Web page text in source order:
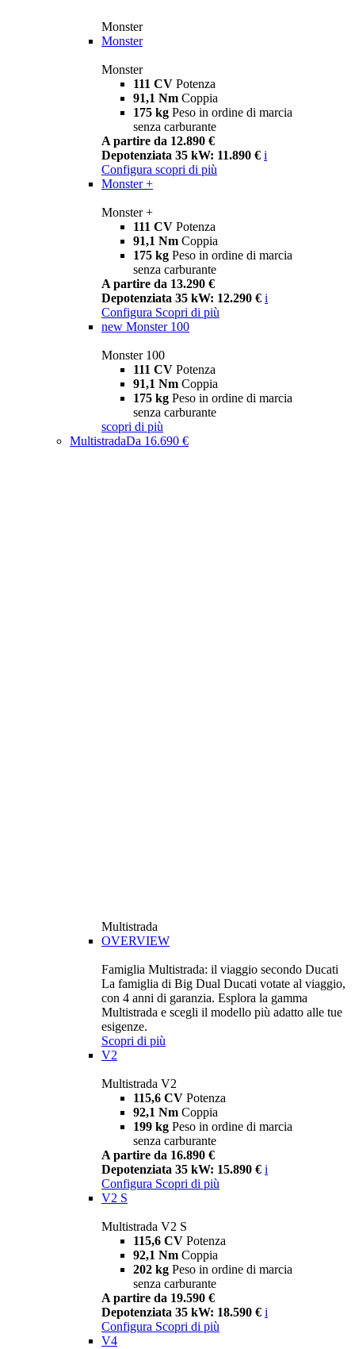
Monster
Monster
Monster
111 CV Potenza
91,1 Nm Coppia
175 kg Peso in ordine di marcia
senza carburante
A partire da 12.890 €
Depotenziata 35 kW: 11.890 € i
Configura scopri di più
Monster +
Monster +
111 CV Potenza
91,1 Nm Coppia
175 kg Peso in ordine di marcia
senza carburante
A partire da 13.290 €
Depotenziata 35 kW: 12.290 € i
Configura Scopri di più
new Monster 100
Monster 100
111 CV Potenza
91,1 Nm Coppia
175 kg Peso in ordine di marcia
senza carburante
scopri di più
MultistradaDa 16.690 €
Multistrada
OVERVIEW
Famiglia Multistrada: il viaggio secondo Ducati
La famiglia di Big Dual Ducati votate al viaggio,
con 4 anni di garanzia. Esplora la gamma
Multistrada e scegli il modello più adatto alle tue
esigenze.
Scopri di più
V2
Multistrada V2
115,6 CV Potenza
92,1 Nm Coppia
199 kg Peso in ordine di marcia
senza carburante
A partire da 16.890 €
Depotenziata 35 kW: 15.890 € i
Configura Scopri di più
V2 S
Multistrada V2 S
115,6 CV Potenza
92,1 Nm Coppia
202 kg Peso in ordine di marcia
senza carburante
A partire da 19.590 €
Depotenziata 35 kW: 18.590 € i
Configura Scopri di più
V4